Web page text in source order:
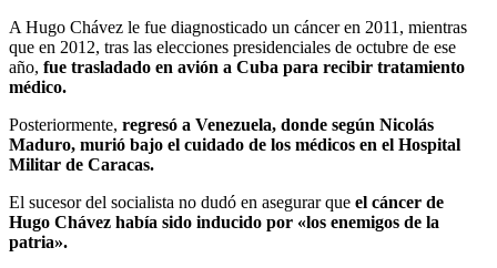
A Hugo Chávez le fue diagnosticado un cáncer en 2011, mientras
que en 2012, tras las elecciones presidenciales de octubre de ese
año, fue trasladado en avión a Cuba para recibir tratamiento
médico.
Posteriormente, regresó a Venezuela, donde según Nicolás
Maduro, murió bajo el cuidado de los médicos en el Hospital
Militar de Caracas.
El sucesor del socialista no dudó en asegurar que el cáncer de
Hugo Chávez había sido inducido por «los enemigos de la
patria».